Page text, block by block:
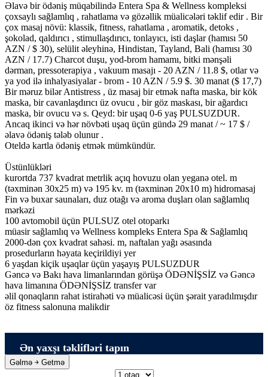
Əlavə bir ödəniş müqabilində Entera Spa & Wellness kompleksi
çoxsaylı sağlamlıq , rahatlama və gözəllik müalicələri təklif edir . Bir
çox masaj növü: klassik, fitness, rahatlama , aromatik, detoks ,
şokolad, qaldırıcı , stimullaşdırıcı, tonlayıcı, isti daşlar (hamısı 50
AZN / $ 30), selülit əleyhinə, Hindistan, Tayland, Bali (hamısı 30
AZN / 17.7) Charcot duşu, yod-brom hamamı, bitki mənşəli
dərman, pressoterapiya , vakuum masajı - 20 AZN / 11.8 $, otlar və
ya yod ilə inhalyasiyalar - brom - 10 AZN / 5.9 $. 30 manat ($ 17,7)
Bir məruz bilər Antistress , üz masaj bir etmək nafta maska, bir kök
maska, bir cavanlaşdırıcı üz ovucu , bir göz maskası, bir ağardıcı
maska, bir ovucu və s. Qeyd: bir uşaq 0-6 yaş PULSUZDUR.
Ancaq ikinci və hər növbəti uşaq üçün gündə 29 manat / ~ 17 $ /
əlavə ödəniş tələb olunur .
Oteldə kartla ödəniş etmək mümkündür.
Üstünlükləri
kurortda 737 kvadrat metrlik açıq hovuzu olan yeganə otel. m
(təxminən 30x25 m) və 195 kv. m (təxminən 20x10 m) hidromasaj
Fin və buxar saunaları, duz otağı və aroma duşları olan sağlamlıq
mərkəzi
100 avtomobil üçün PULSUZ otel otoparkı
müasir sağlamlıq və Wellness kompleks Entera Spa & Sağlamlıq
2000-dən çox kvadrat sahəsi. m, naftalan yağı əsasında
prosedurların həyata keçirildiyi yer
6 yaşdan kiçik uşaqlar üçün yaşayış PULSUZDUR
Gəncə və Bakı hava limanlarından görüşə ÖDƏNİŞSİZ və Gəncə
hava limanına ÖDƏNİŞSİZ transfer var
əlil qonaqların rahat istirahəti və müalicəsi üçün şərait yaradılmışdır
öz fitness salonuna malikdir
Ən yaxşı təklifləri tapın
Gəlmə ￫ Getmə